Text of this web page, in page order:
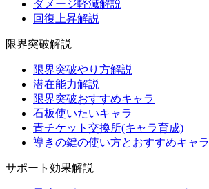
ダメージ軽減解説
回復上昇解説
限界突破解説
限界突破やり方解説
潜在能力解説
限界突破おすすめキャラ
石板使いたいキャラ
青チケット交換所(キャラ育成)
導きの鍵の使い方とおすすめキャラ
サポート効果解説